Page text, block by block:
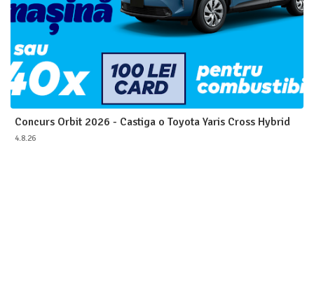
Concurs Orbit 2026 - Castiga o Toyota Yaris Cross Hybrid
4.8.26